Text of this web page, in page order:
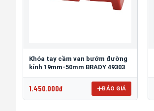
Khóa tay cầm van bướm đường
kính 19mm-50mm BRADY 49303
1.450.000đ BÁO GIÁ